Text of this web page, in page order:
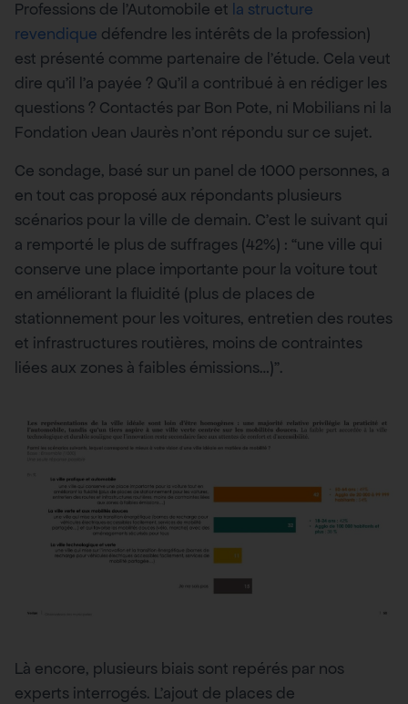
Professions de l’Automobile et la structure
revendique défendre les intérêts de la profession)
est présenté comme partenaire de l’étude. Cela veut
dire qu’il l’a payée ? Qu’il a contribué à en rédiger les
questions ? Contactés par Bon Pote, ni Mobilians ni la
Fondation Jean Jaurès n’ont répondu sur ce sujet.
Ce sondage, basé sur un panel de 1000 personnes, a
en tout cas proposé aux répondants plusieurs
scénarios pour la ville de demain. C’est le suivant qui
a remporté le plus de suffrages (42%) : “une ville qui
conserve une place importante pour la voiture tout
en améliorant la fluidité (plus de places de
stationnement pour les voitures, entretien des routes
et infrastructures routières, moins de contraintes
liées aux zones à faibles émissions…)”.
Là encore, plusieurs biais sont repérés par nos
experts interrogés. L’ajout de places de